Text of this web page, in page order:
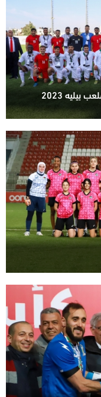
2023